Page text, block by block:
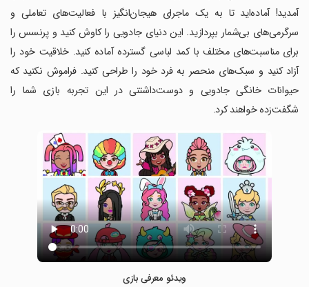
آمدید! آماده‌اید تا به یک ماجرای هیجان‌انگیز با فعالیت‌های تعاملی و
سرگرمی‌های بی‌شمار بپردازید. این دنیای جادویی را کاوش کنید و پرنسس را
برای مناسبت‌های مختلف با کمد لباسی گسترده آماده کنید. خلاقیت خود را
آزاد کنید و سبک‌های منحصر به فرد خود را طراحی کنید. فراموش نکنید که
حیوانات خانگی جادویی و دوست‌داشتنی در این تجربه بازی شما را
شگفت‌زده خواهند کرد.
ویدئو معرفی بازی